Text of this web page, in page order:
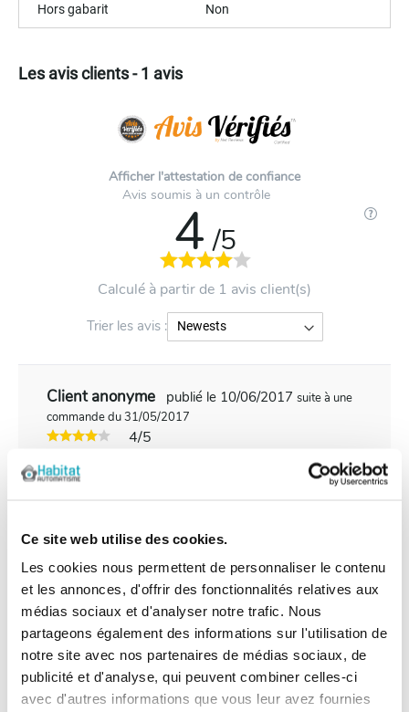
Ce site web utilise des cookies.
Les cookies nous permettent de personnaliser le contenu
et les annonces, d'offrir des fonctionnalités relatives aux
médias sociaux et d'analyser notre trafic. Nous
partageons également des informations sur l'utilisation de
notre site avec nos partenaires de médias sociaux, de
publicité et d'analyse, qui peuvent combiner celles-ci
avec d'autres informations que vous leur avez fournies
Hors gabarit Non
Les avis clients - 1 avis
Afficher l'attestation de confiance
Avis soumis à un contrôle
4/5
Calculé à partir de 1 avis client(s)
Trier les avis :
Client anonyme publié le 10/06/2017 suite à une
commande du 31/05/2017
4/5
IL CONVIENDRAIT TOUTEFOIS DE PRECISER
QUE CETTE CONSOLE OFFRE TOUS LES
MOTEURS SOIENT RECENTS DONC
Les questions / réponses
Pas encore de questions